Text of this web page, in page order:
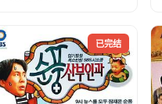
已完结